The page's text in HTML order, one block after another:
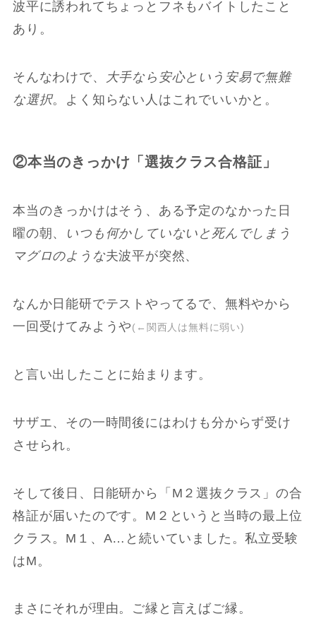
波平に誘われてちょっとフネもバイトしたこと
あり。
そんなわけで、
大手なら安心という安易で無難
な選択。よく知らない人はこれでいいかと。
②本当のきっかけ「選抜クラス合格証」
本当のきっかけはそう、ある予定のなかった日
曜の朝、
いつも何かしていないと死んでしまう
マグロのような夫波平が突然、
なんか日能研でテストやってるで、無料やから
一回受けてみようや(←関西人は無料に弱い)
と言い出したことに始まります。
サザエ、その一時間後にはわけも分からず受け
させられ。
そして後日、日能研から「M２選抜クラス」の合
格証が届いたのです。M２というと当時の最上位
クラス。M１、A…と続いていました。私立受験
はM。
まさにそれが理由。ご縁と言えばご縁。